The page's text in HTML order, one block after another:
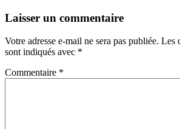
Laisser un commentaire
Votre adresse e-mail ne sera pas publiée. Les
sont indiqués avec *
Commentaire *